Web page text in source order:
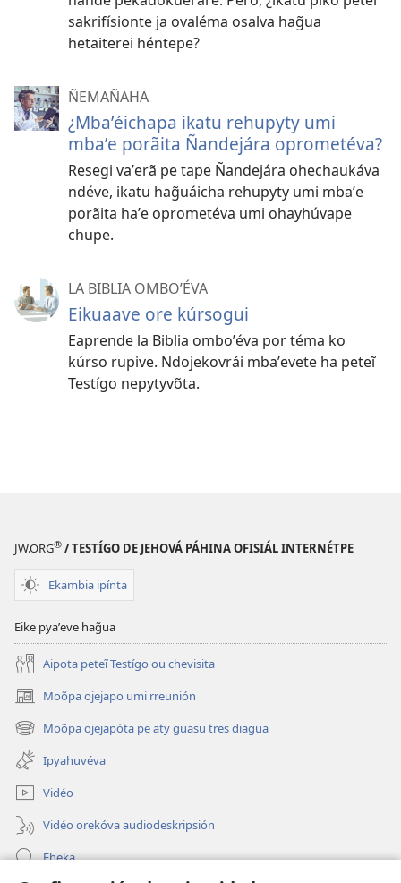
sakrifísionte ja ovaléma osalva hag̃ua
hetaiterei héntepe?
ÑEMAÑAHA
¿Mbaʼéichapa ikatu rehupyty umi
mbaʼe porãita Ñandejára oprometéva?
Resegi vaʼerã pe tape Ñandejára ohechaukáva
ndéve, ikatu hag̃uáicha rehupyty umi mbaʼe
porãita haʼe oprometéva umi ohayhúvape
chupe.
LA BIBLIA OMBOʼÉVA
Eikuaave ore kúrsogui
Eaprende la Biblia omboʼéva por téma ko
kúrso rupive. Ndojekovrái mbaʼevete ha peteĩ
Testígo nepytyvõta.
JW.ORG® / TESTÍGO DE JEHOVÁ PÁHINA OFISIÁL INTERNÉTPE
Ekambia ipínta
Eike pyaʼeve hag̃ua
Aipota peteĩ Testígo ou chevisita
Moõpa ojejapo umi rreunión
(abre
una
nueva
ventana)
Moõpa ojejapóta pe aty guasu tres diagua
(abre
una
nueva
ventana)
Ipyahuvéva
Vidéo
Vidéo orekóva audiodeskripsión
Eheka